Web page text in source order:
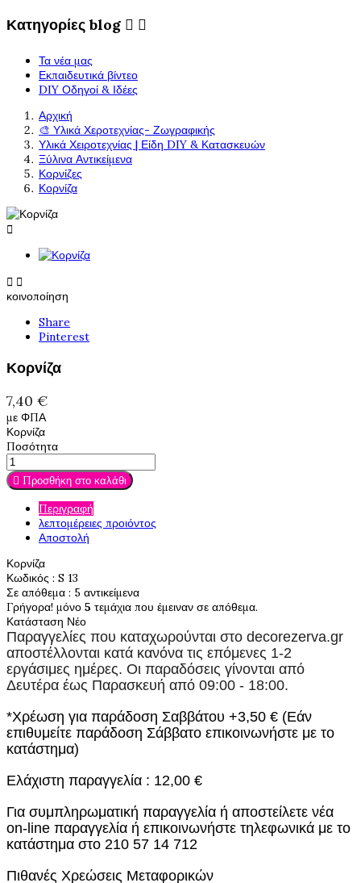
Κατηγορίες blog  
Τα νέα μας
Εκπαιδευτικά βίντεο
DIY Οδηγοί & Ιδέες
Αρχική
🎨 Υλικά Χεροτεχνίας- Ζωγραφικής
Υλικά Χειροτεχνίας | Είδη DIY & Κατασκευών
Ξύλινα Αντικείμενα
Κορνίζες
Κορνίζα

 
κοινοποίηση
Share
Pinterest
Κορνίζα
7,40 €
με ΦΠΑ
Κορνίζα
Ποσότητα
 Προσθήκη στο καλάθι
Περιγραφή
λεπτομέρειες προιόντος
Αποστολή
Κορνίζα
Κωδικός : S 13
Σε απόθεμα : 5 αντικείμενα
Γρήγορα! μόνο 5 τεμάχια που έμειναν σε απόθεμα.
Κατάσταση Νέο
Παραγγελίες που καταχωρούνται στο decorezerva.gr
αποστέλλονται κατά κανόνα τις επόμενες 1-2
εργάσιμες ημέρες. Οι παραδόσεις γίνονται από
Δευτέρα έως Παρασκευή από 09:00 - 18:00.
*Χρέωση για παράδοση Σαββάτου +3,50 € (Εάν
επιθυμείτε παράδοση Σάββατο επικοινωνήστε με το
κατάστημα)
Ελάχιστη παραγγελία : 12,00 €
Για συμπληρωματική παραγγελία ή αποστείλετε νέα
on-line παραγγελία ή επικοινωνήστε τηλεφωνικά με το
κατάστημα στο 210 57 14 712
Πιθανές Χρεώσεις Μεταφορικών